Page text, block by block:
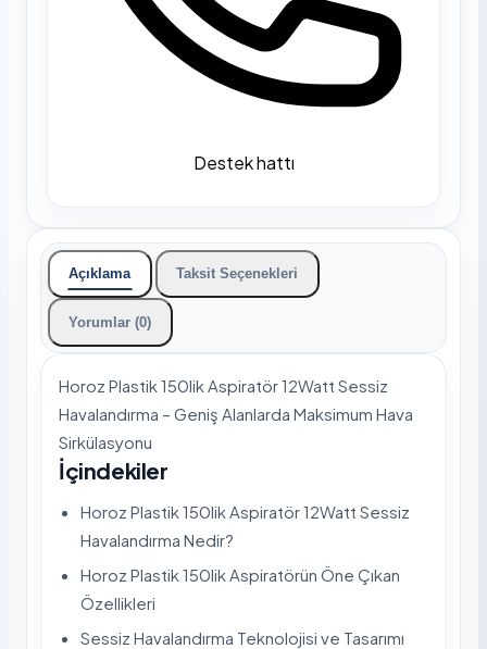
Destek hattı
Açıklama Taksit Seçenekleri
Yorumlar (0)
Horoz Plastik 150lik Aspiratör 12Watt Sessiz
Havalandırma – Geniş Alanlarda Maksimum Hava
Sirkülasyonu
İçindekiler
Horoz Plastik 150lik Aspiratör 12Watt Sessiz
Havalandırma Nedir?
Horoz Plastik 150lik Aspiratörün Öne Çıkan
Özellikleri
Sessiz Havalandırma Teknolojisi ve Tasarımı